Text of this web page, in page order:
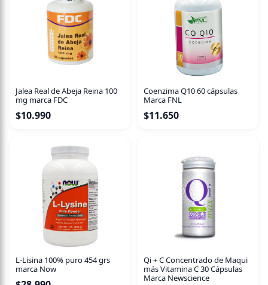
QNT GUARANA KICK es un complemento alimenticio sin
azúcar y con alto contenido en cafeína y guaraná, que
puede ayudar a todas las personas activas a superar con
éxito los retos de la vida cotidiana. Si usted es una
persona activa y necesita un impulso extra para completar
brillantemente sus tareas diarias, un atleta que va al
completo de trabajo o un deportista profesional que busca
esa ventaja extra, este es el producto adecuado para tí!
Jalea Real de Abeja Reina 100
mg marca FDC
$10.990
Coenzima Q10 60 cápsulas
Marca FNL
$11.650
L-Lisina 100% puro 454 grs
marca Now
Qi + C Concentrado de Maqui
más Vitamina C 30 Cápsulas
Marca Newscience